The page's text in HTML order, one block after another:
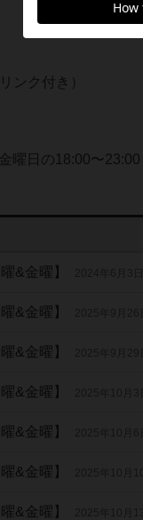
ンク付き）
曜日の18:00〜23:00
&金曜】
&金曜】
&金曜】
&金曜】
&金曜】
&金曜】
&金曜】